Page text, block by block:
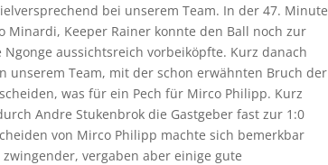
bei unserem Team. In der 47. Minute
Minardi, Keeper Rainer konnte den Ball noch zur
aussichtsreich vorbeiköpfte. Kurz danach
Team, mit der schon erwähnten Bruch der
was für ein Pech für Mirco Philipp. Kurz
Andre Stukenbrok die Gastgeber fast zur 1:0
von Mirco Philipp machte sich bemerkbar
vergaben aber einige gute